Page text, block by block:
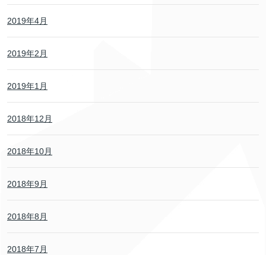
2019年4月
2019年2月
2019年1月
2018年12月
2018年10月
2018年9月
2018年8月
2018年7月